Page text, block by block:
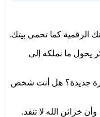
الرقمية كما تحمي بيتك.
يحول ما نملكه إلى
جديدة؟ هل أنت شخص
خزائن الله لا تنفد.